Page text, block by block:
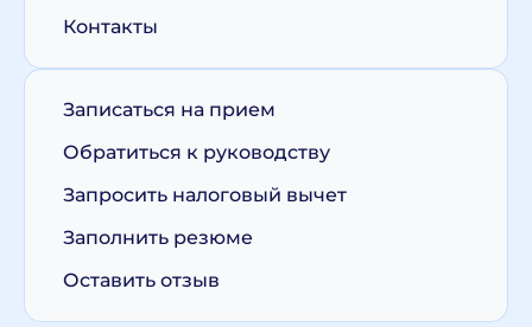
Контакты
Записаться на прием
Обратиться к руководству
Запросить налоговый вычет
Заполнить резюме
Оставить отзыв